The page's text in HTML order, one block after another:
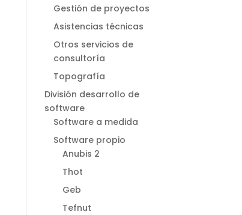
Gestión de proyectos
Asistencias técnicas
Otros servicios de
consultoría
Topografía
División desarrollo de
software
Software a medida
Software propio
Anubis 2
Thot
Geb
Tefnut